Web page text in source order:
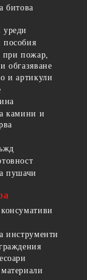
битова
пособия
при пожар,
обгазяване
и артикули
камини и
пушачи
инструменти